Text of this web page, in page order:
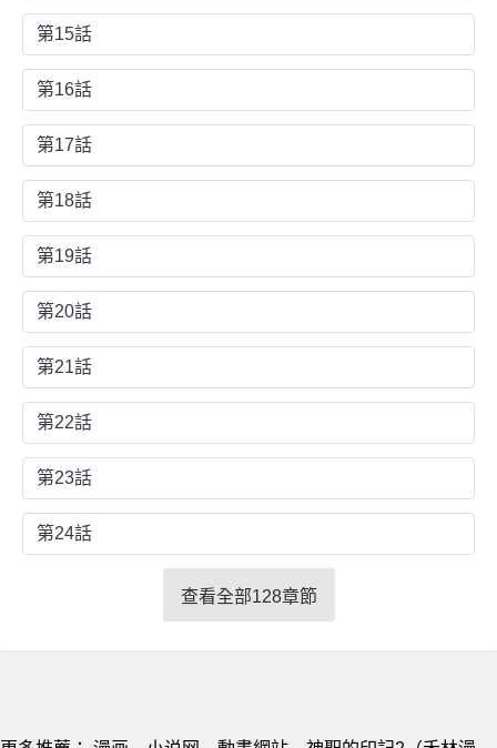
第15話
第16話
第17話
第18話
第19話
第20話
第21話
第22話
第23話
第24話
查看全部128章節